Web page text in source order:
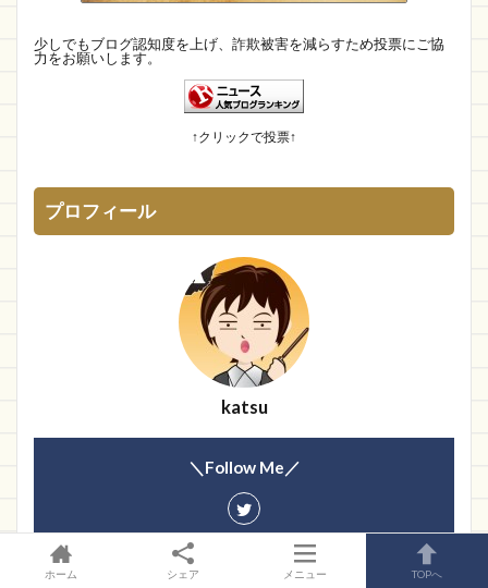
13位 IT派遣営業マン「テル」が教える人材派遣で稼ぐ技術！
マダムとセニョリータのニュースな杜
幽霊食口さんのメッセージ?
少しでもブログ認知度を上げ、詐欺被害を減らすため投票にご協
力をお願いします。
↑クリックで投票↑
プロフィール
katsu
＼Follow Me／
ホーム シェア メニュー TOPへ